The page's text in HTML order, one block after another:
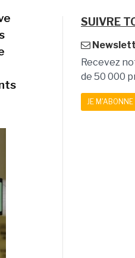
SUIVRE
Recevez
de 50 000
JE M'ABONNE